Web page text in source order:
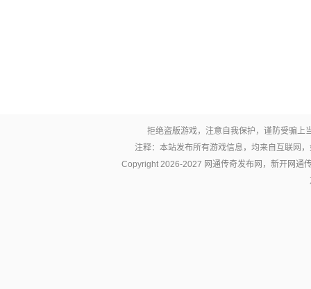
拒绝盗版游戏，注意自我保护，谨防受骗上
注释：本站发布所有游戏信息，均来自互联网
Copyright 2026-2027 网通传奇发布网，新开网通